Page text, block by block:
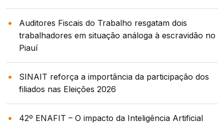
Auditores Fiscais do Trabalho resgatam dois
trabalhadores em situação análoga à escravidão no
Piauí
SINAIT reforça a importância da participação dos
filiados nas Eleições 2026
42º ENAFIT – O impacto da Inteligência Artificial